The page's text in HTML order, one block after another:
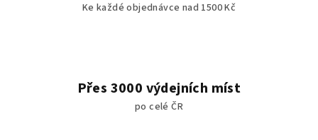
Ke každé objednávce nad 1500 Kč
Přes 3000 výdejních míst
po celé ČR